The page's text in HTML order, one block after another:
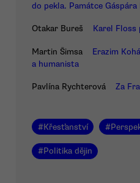
do pekla. Památce Gáspára
Otakar Bureš Karel Floss
Martin Šimsa
Erazim
a humanista
Pavlína Rychterová Za
#Křesťanství #
#Politika dějin